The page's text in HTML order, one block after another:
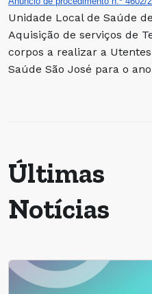
Unidade Local de Saúde
Aquisição de serviços de
corpos a realizar a
Saúde São José para o
Últimas
Notícias